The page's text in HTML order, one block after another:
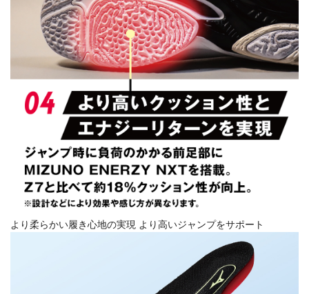
より柔らかい履き心地の実現 より高いジャンプをサポート